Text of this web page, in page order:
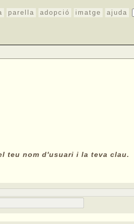
parella adopció imatge ajuda
teu nom d'usuari i la teva clau.